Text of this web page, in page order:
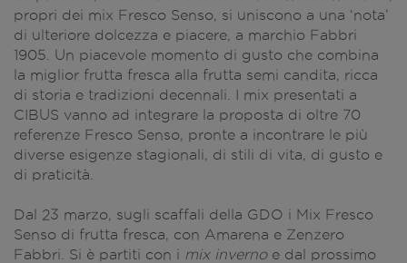
propri dei mix Fresco Senso, si uniscono a una ‘nota’
di ulteriore dolcezza e piacere, a marchio Fabbri
1905. Un piacevole momento di gusto che combina
la miglior frutta fresca alla frutta semi candita, ricca
di storia e tradizioni decennali. I mix presentati a
CIBUS vanno ad integrare la proposta di oltre 70
referenze Fresco Senso, pronte a incontrare le più
diverse esigenze stagionali, di stili di vita, di gusto e
di praticità.
Dal 23 marzo, sugli scaffali della GDO i Mix Fresco
Senso di frutta fresca, con Amarena e Zenzero
Fabbri. Si è partiti con i mix invernoe dal prossimo